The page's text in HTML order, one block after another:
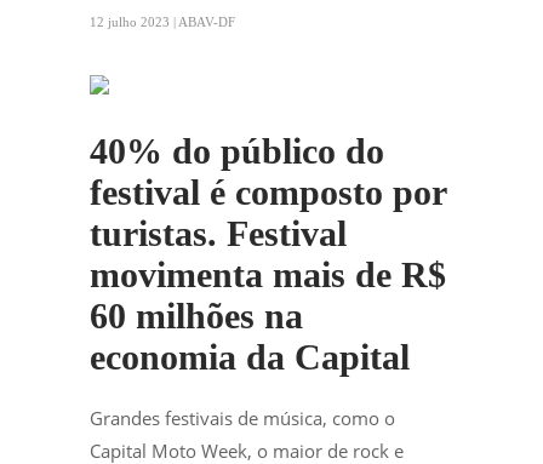
12 julho 2023 | ABAV-DF
40% do público do
festival é composto por
turistas. Festival
movimenta mais de R$
60 milhões na
economia da Capital
Grandes festivais de música, como o
Capital Moto Week, o maior de rock e